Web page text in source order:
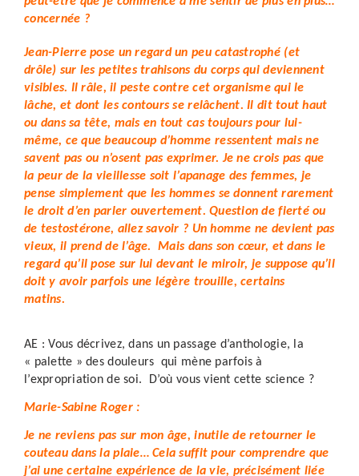
concernée ?
Jean-Pierre pose un regard un peu catastrophé (et
drôle) sur les petites trahisons du corps qui deviennent
visibles. Il râle, il peste contre cet organisme qui le
lâche, et dont les contours se relâchent. Il dit tout haut
ou dans sa tête, mais en tout cas toujours pour lui-
même, ce que beaucoup d’homme ressentent mais ne
savent pas ou n’osent pas exprimer. Je ne crois pas que
la peur de la vieillesse soit l’apanage des femmes, je
pense simplement que les hommes se donnent rarement
le droit d’en parler ouvertement. Question de fierté ou
de testostérone, allez savoir ? Un homme ne devient pas
vieux, il prend de l’âge. Mais dans son cœur, et dans le
regard qu’il pose sur lui devant le miroir, je suppose qu’il
doit y avoir parfois une légère trouille, certains
matins.
AE : Vous décrivez, dans un passage d’anthologie, la
« palette » des douleurs qui mène parfois à
l’expropriation de soi.
D’où vous vient cette science ?
Marie-Sabine Roger :
Je ne reviens pas sur mon âge, inutile de retourner le
couteau dans la plaie… Cela suffit pour comprendre que
j’ai une certaine expérience de la vie, précisément liée